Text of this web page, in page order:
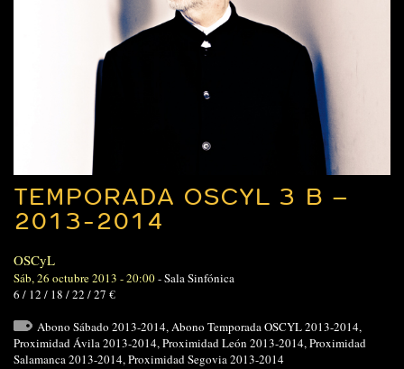
TEMPORADA OSCYL 3 B –
2013-2014
OSCyL
Sáb, 26 octubre 2013 - 20:00-Sala Sinfónica
6 / 12 / 18 / 22 / 27 €
Abono Sábado 2013-2014,Abono Temporada OSCYL 2013-2014,
Proximidad Ávila 2013-2014,Proximidad León 2013-2014,Proximidad
Salamanca 2013-2014,Proximidad Segovia 2013-2014